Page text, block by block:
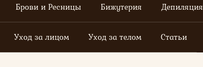
Брови и Ресницы Бижутерия Депиляция
Уход за лицом Уход за телом Статьи